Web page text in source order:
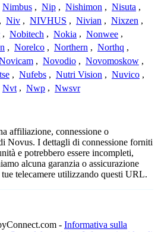
Nimbus , Nip , Nishimon , Nisuta ,
, Niv , NIVHUS , Nivian , Nixzen ,
, Nobitech , Nokia , Nonwee ,
, Norelco , Northern , Northq ,
, Novodio , Novomoskow ,
, Nufebs , Nutri Vision , Nuvico ,
Nvt , Nwp , Nwsvr
affiliazione, connessione o
Novus. I dettagli di connessione forniti
e potrebbero essere incompleti,
alcuna garanzia o assicurazione
telecamere utilizzando questi URL.
- Informativa sulla